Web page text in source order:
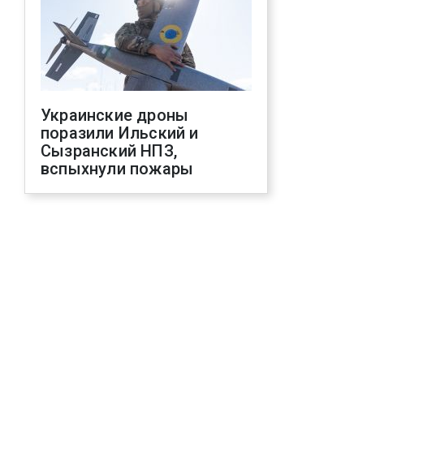
Украинские дроны
поразили Ильский и
Сызранский НПЗ,
вспыхнули пожары